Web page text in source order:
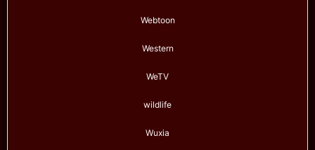
Webtoon
Western
WeTV
wildlife
Wuxia